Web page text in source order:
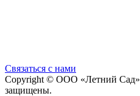
Cвязаться с нами
Copyright © ООО «Летний Сад»
защищены.